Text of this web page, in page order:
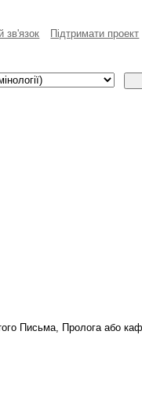
зв'язок Пiдтримати проект
Письма, Пролога або